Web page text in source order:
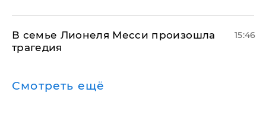
В семье Лионеля Месси произошла
трагедия
15:46
Смотреть ещё